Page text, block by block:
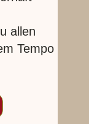
allen
Tempo